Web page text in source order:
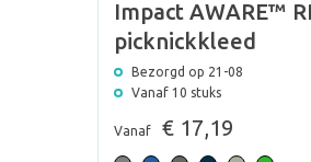
Impact AWARE™
picknickkleed
Bezorgd op 21-08
Vanaf 10 stuks
Vanaf € 17,19